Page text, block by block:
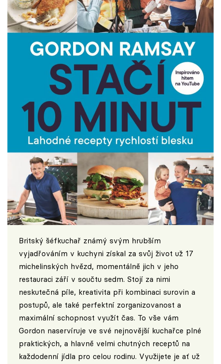
Britský šéfkuchař známý svým hrubším
vyjadřováním v kuchyni získal za svůj život už 17
michelinských hvězd, momentálně jich v jeho
restauraci září v součtu sedm. Stojí za nimi
neskutečná píle, kreativita při kombinaci surovin a
postupů, ale také perfektní zorganizovanost a
maximální schopnost využít čas. To vše vám
Gordon naservíruje ve své nejnovější kuchařce plné
praktických, a hlavně velmi chutných receptů na
každodenní jídla pro celou rodinu. Využijete je ať už